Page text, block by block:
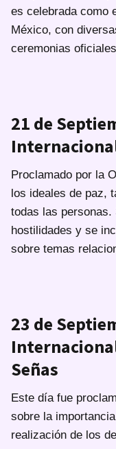
es celebrada como
México, con
ceremonias
21 de
Proclamado por la
los ideales de paz,
todas las personas.
hostilidades y se
sobre temas
23 de
Señas
Este día fue
sobre la
realización de los